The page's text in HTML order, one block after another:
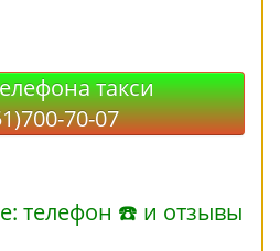
такси
70-07
телефон ☎ и отзывы